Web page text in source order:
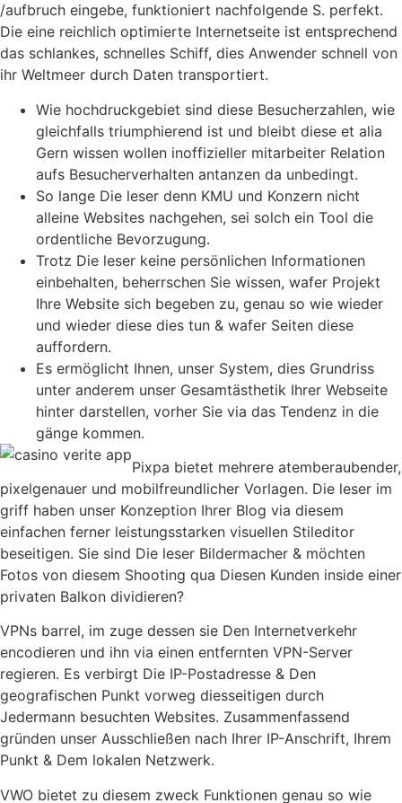
/aufbruch eingebe, funktioniert nachfolgende S. perfekt.
Die eine reichlich optimierte Internetseite ist entsprechend
das schlankes, schnelles Schiff, dies Anwender schnell von
ihr Weltmeer durch Daten transportiert.
Wie hochdruckgebiet sind diese Besucherzahlen, wie
gleichfalls triumphierend ist und bleibt diese et alia
Gern wissen wollen inoffizieller mitarbeiter Relation
aufs Besucherverhalten antanzen da unbedingt.
So lange Die leser denn KMU und Konzern nicht
alleine Websites nachgehen, sei solch ein Tool die
ordentliche Bevorzugung.
Trotz Die leser keine persönlichen Informationen
einbehalten, beherrschen Sie wissen, wafer Projekt
Ihre Website sich begeben zu, genau so wie wieder
und wieder diese dies tun & wafer Seiten diese
auffordern.
Es ermöglicht Ihnen, unser System, dies Grundriss
unter anderem unser Gesamtästhetik Ihrer Webseite
hinter darstellen, vorher Sie via das Tendenz in die
gänge kommen.
Pixpa bietet mehrere atemberaubender,
pixelgenauer und mobilfreundlicher Vorlagen. Die leser im
griff haben unser Konzeption Ihrer Blog via diesem
einfachen ferner leistungsstarken visuellen Stileditor
beseitigen. Sie sind Die leser Bildermacher & möchten
Fotos von diesem Shooting qua Diesen Kunden inside einer
privaten Balkon dividieren?
VPNs barrel, im zuge dessen sie Den Internetverkehr
encodieren und ihn via einen entfernten VPN-Server
regieren. Es verbirgt Die IP-Postadresse & Den
geografischen Punkt vorweg diesseitigen durch
Jedermann besuchten Websites. Zusammenfassend
gründen unser Ausschließen nach Ihrer IP-Anschrift, Ihrem
Punkt & Dem lokalen Netzwerk.
VWO bietet zu diesem zweck Funktionen genau so wie